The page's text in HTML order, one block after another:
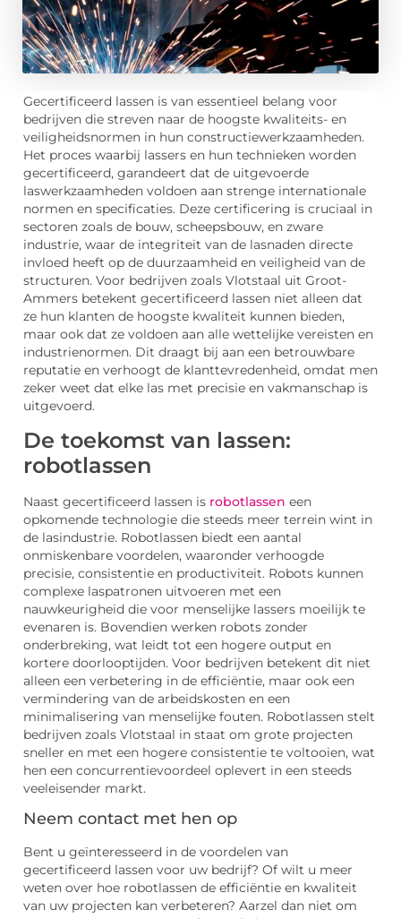
Gecertificeerd lassen is van essentieel belang voor
bedrijven die streven naar de hoogste kwaliteits- en
veiligheidsnormen in hun constructiewerkzaamheden.
Het proces waarbij lassers en hun technieken worden
gecertificeerd, garandeert dat de uitgevoerde
laswerkzaamheden voldoen aan strenge internationale
normen en specificaties. Deze certificering is cruciaal in
sectoren zoals de bouw, scheepsbouw, en zware
industrie, waar de integriteit van de lasnaden directe
invloed heeft op de duurzaamheid en veiligheid van de
structuren. Voor bedrijven zoals Vlotstaal uit Groot-
Ammers betekent gecertificeerd lassen niet alleen dat
ze hun klanten de hoogste kwaliteit kunnen bieden,
maar ook dat ze voldoen aan alle wettelijke vereisten en
industrienormen. Dit draagt bij aan een betrouwbare
reputatie en verhoogt de klanttevredenheid, omdat men
zeker weet dat elke las met precisie en vakmanschap is
uitgevoerd.
De toekomst van lassen:
robotlassen
Naast gecertificeerd lassen is robotlassen een
opkomende technologie die steeds meer terrein wint in
de lasindustrie. Robotlassen biedt een aantal
onmiskenbare voordelen, waaronder verhoogde
precisie, consistentie en productiviteit. Robots kunnen
complexe laspatronen uitvoeren met een
nauwkeurigheid die voor menselijke lassers moeilijk te
evenaren is. Bovendien werken robots zonder
onderbreking, wat leidt tot een hogere output en
kortere doorlooptijden. Voor bedrijven betekent dit niet
alleen een verbetering in de efficiëntie, maar ook een
vermindering van de arbeidskosten en een
minimalisering van menselijke fouten. Robotlassen stelt
bedrijven zoals Vlotstaal in staat om grote projecten
sneller en met een hogere consistentie te voltooien, wat
hen een concurrentievoordeel oplevert in een steeds
veeleisender markt.
Neem contact met hen op
Bent u geïnteresseerd in de voordelen van
gecertificeerd lassen voor uw bedrijf? Of wilt u meer
weten over hoe robotlassen de efficiëntie en kwaliteit
van uw projecten kan verbeteren? Aarzel dan niet om